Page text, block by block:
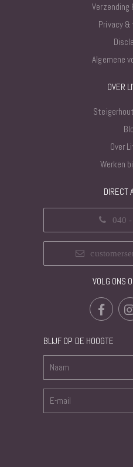
Verzending
Privacy &
Algemene
OVER
Over
Werken
DIRECT
040
VOLG ONS
BLIJF OP DE HOOGTE